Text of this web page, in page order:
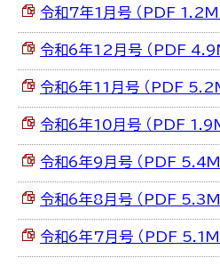
令和7年1月号 （PDF
令和6年12月号 （PDF
令和6年11月号 （PDF
令和6年10月号 （PDF
令和6年9月号 （PDF
令和6年8月号 （PDF
令和6年7月号 （PDF